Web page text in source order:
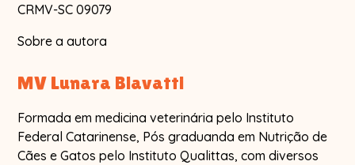
CRMV-SC 09079
Sobre a autora
MV Lunara Biavatti
Formada em medicina veterinária pelo Instituto
Federal Catarinense, Pós graduanda em Nutrição de
Cães e Gatos pelo Instituto Qualittas, com diversos